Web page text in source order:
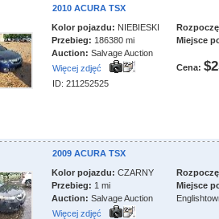
2010 ACURA TSX
Kolor pojazdu: NIEBIESKI
Przebieg: 186380 mi
Auction: Salvage Auction
Więcej zdjęć
ID: 211252525
Miejsce
Cena:
2009 ACURA TSX
Kolor pojazdu: CZARNY
Przebieg: 1 mi
Auction: Salvage Auction
Więcej zdjęć
Miejsce